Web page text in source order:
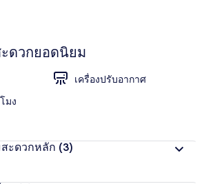
ดวกยอดนิยม
เครื่องปรับอากาศ
มง
ะดวกหลัก (3)